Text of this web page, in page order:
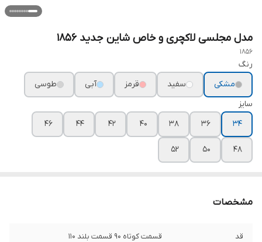
مدل مجلسی لاکچری و خاص شاین جدید ۱۸۵۶
1856
رنگ
مشکی
سفید قرمز آبی
طوسی
سایز
۳۴
۳۶ ۳۸ ۴۰ ۴۲ ۴۴ ۴۶
۴۸ ۵۰ ۵۲
مشخصات
قد قسمت کوتاه ۹۰ قسمت بلند ۱۱۰